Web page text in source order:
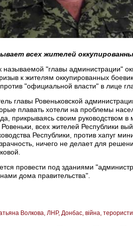
всех жителей
называемой "главы администрации"
к жителям оккупированных
"официальной власти" в лице
главы Ровеньковской
плавать хотели на проблемы
прикрываясь своим руководством
всех жителей Республики
Республики, против хапуг
ничего не делает для
провести под зданиями
дома правительства".
Волкова ЛНР Донбас війна терористи